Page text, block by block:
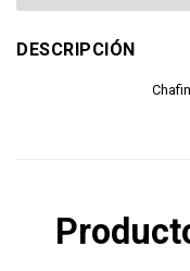
DESCRIPCIÓN